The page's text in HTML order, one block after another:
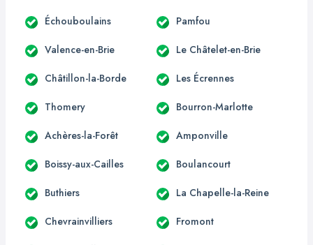
Échouboulains Pamfou
Valence-en-Brie Le Châtelet-en-Brie
Châtillon-la-Borde Les Écrennes
Thomery Bourron-Marlotte
Achères-la-Forêt Amponville
Boissy-aux-Cailles Boulancourt
Buthiers La Chapelle-la-Reine
Chevrainvilliers Fromont